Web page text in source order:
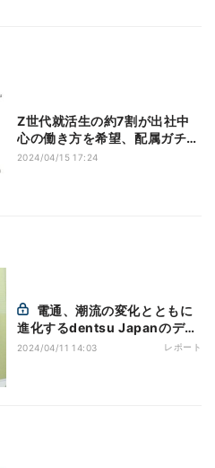
Z世代就活生の約7割が出社中
心の働き方を希望、配属ガチャ
も懸念 - 電通が調査
2024/04/15 17:24
進化するdentsu Japanのデー
タ戦略を紹介
2024/04/11 14:03 レポート